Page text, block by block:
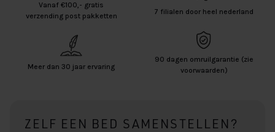
Vanaf €100,- gratis
verzending post pakketten
7 filialen door heel nederland
Meer dan 30 jaar ervaring
90 dagen omruilgarantie (zie
voorwaarden)
ZELF EEN BED SAMENSTELLEN?